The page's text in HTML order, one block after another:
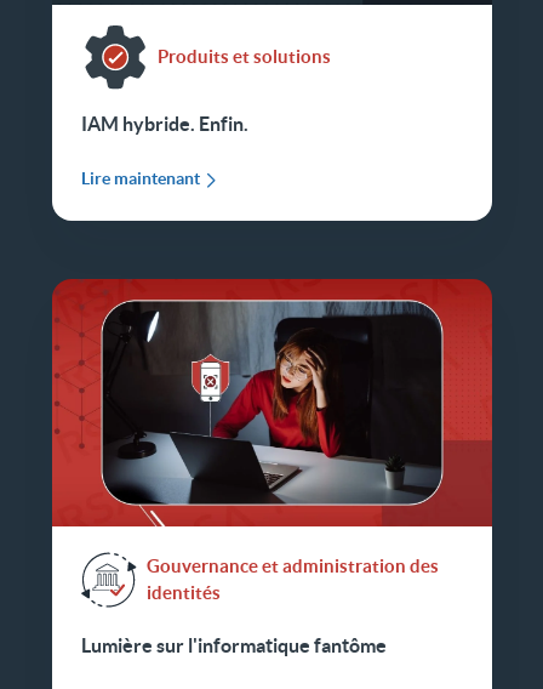
Produits et solutions
IAM hybride. Enfin.
Lire maintenant
Gouvernance et administration des
identités
Lumière sur l'informatique fantôme